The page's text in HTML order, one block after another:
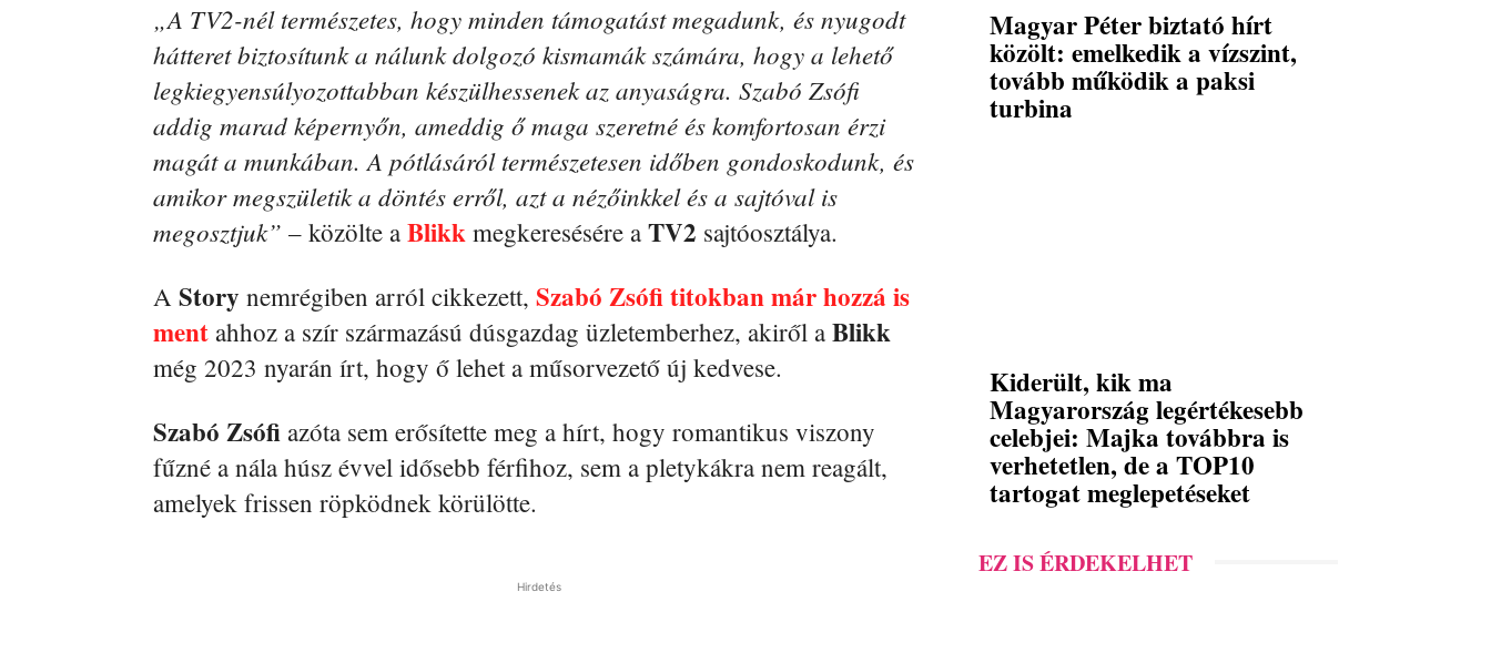
„A TV2-nél természetes, hogy minden támogatást megadunk, és nyugodt
hátteret biztosítunk a nálunk dolgozó kismamák számára, hogy a lehető
legkiegyensúlyozottabban készülhessenek az anyaságra. Szabó Zsófi
addig marad képernyőn, ameddig ő maga szeretné és komfortosan érzi
magát a munkában. A pótlásáról természetesen időben gondoskodunk, és
amikor megszületik a döntés erről, azt a nézőinkkel és a sajtóval is
megosztjuk” – közölte a Blikk megkeresésére a TV2 sajtóosztálya.
A Story nemrégiben arról cikkezett, Szabó Zsófi titokban már hozzá is
ment ahhoz a szír származású dúsgazdag üzletemberhez, akiről a Blikk
még 2023 nyarán írt, hogy ő lehet a műsorvezető új kedvese.
Szabó Zsófi azóta sem erősítette meg a hírt, hogy romantikus viszony
fűzné a nála húsz évvel idősebb férfihoz, sem a pletykákra nem reagált,
amelyek frissen röpködnek körülötte.
Hirdetés
Magyar Péter biztató hírt
közölt: emelkedik a vízszint,
tovább működik a paksi
turbina
Kiderült, kik ma
Magyarország legértékesebb
celebjei: Majka továbbra is
verhetetlen, de a TOP10
tartogat meglepetéseket
EZ IS ÉRDEKELHET